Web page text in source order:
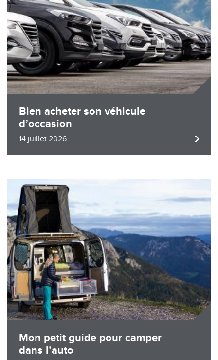
Bien acheter son véhicule
d’occasion
14 juillet 2026
Image
Mon petit guide pour camper
dans l’auto